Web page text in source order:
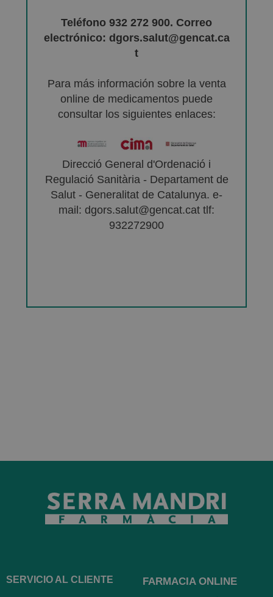
Teléfono 932 272 900. Correo
electrónico: dgors.salut@gencat.ca
t
Para más información sobre la venta
online de medicamentos puede
consultar los siguientes enlaces:
Direcció General d'Ordenació i
Regulació Sanitària - Departament de
Salut - Generalitat de Catalunya. e-
mail: dgors.salut@gencat.cat tlf:
932272900
SERVICIO AL CLIENTE FARMACIA ONLINE